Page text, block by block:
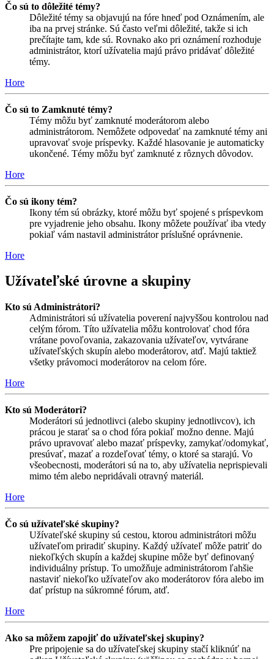
Čo sú to dôležité témy?
Dôležité témy sa objavujú na fóre hneď pod Oznámením, ale
iba na prvej stránke. Sú často veľmi dôležité, takže si ich
prečítajte tam, kde sú. Rovnako ako pri oznámení rozhoduje
administrátor, ktorí užívatelia majú právo pridávať dôležité
témy.
Hore
Čo sú to Zamknuté témy?
Témy môžu byť zamknuté moderátorom alebo
administrátorom. Nemôžete odpovedať na zamknuté témy ani
upravovať svoje príspevky. Každé hlasovanie je automaticky
ukončené. Témy môžu byť zamknuté z rôznych dôvodov.
Hore
Čo sú ikony tém?
Ikony tém sú obrázky, ktoré môžu byť spojené s príspevkom
pre vyjadrenie jeho obsahu. Ikony môžete používať iba vtedy
pokiaľ vám nastavil administrátor príslušné oprávnenie.
Hore
Užívateľské úrovne a skupiny
Kto sú Administrátori?
Administrátori sú užívatelia poverení najvyššou kontrolou nad
celým fórom. Títo užívatelia môžu kontrolovať chod fóra
vrátane povoľovania, zakazovania užívateľov, vytvárane
užívateľských skupín alebo moderátorov, atď. Majú taktiež
všetky právomoci moderátorov na celom fóre.
Hore
Kto sú Moderátori?
Moderátori sú jednotlivci (alebo skupiny jednotlivcov), ich
prácou je starať sa o chod fóra pokiaľ možno denne. Majú
právo upravovať alebo mazať príspevky, zamykať/odomykať,
presúvať, mazať a rozdeľovať témy, o ktoré sa starajú. Vo
všeobecnosti, moderátori sú na to, aby užívatelia neprispievali
mimo tém alebo nepridávali otravný materiál.
Hore
Čo sú užívateľské skupiny?
Užívateľské skupiny sú cestou, ktorou administrátori môžu
užívateľom priradiť skupiny. Každý užívateľ môže patriť do
niekoľkých skupín a každej skupine môže byť definovaný
individuálny prístup. To umožňuje administrátorom ľahšie
nastaviť niekoľko užívateľov ako moderátorov fóra alebo im
dať prístup na súkromné fórum, atď.
Hore
Ako sa môžem zapojiť do užívateľskej skupiny?
Pre pripojenie sa do užívateľskej skupiny stačí kliknúť na